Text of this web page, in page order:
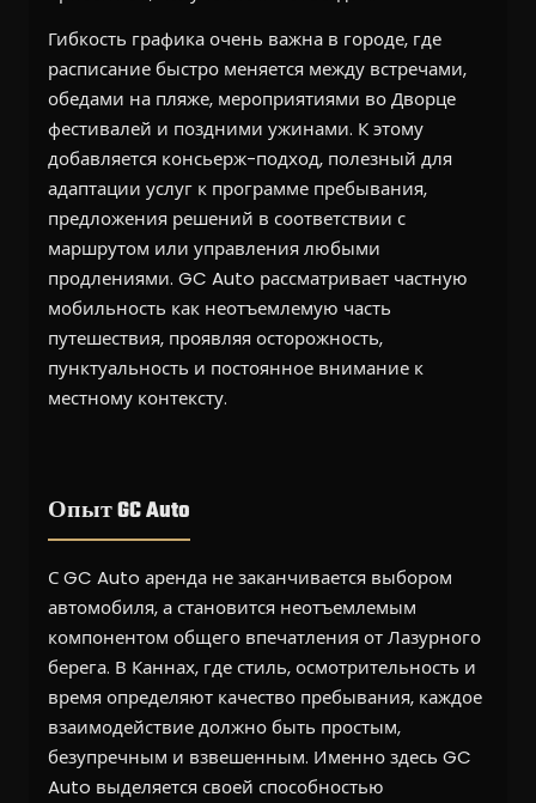
Гибкость графика очень важна в городе, где
расписание быстро меняется между встречами,
обедами на пляже, мероприятиями во Дворце
фестивалей и поздними ужинами. К этому
добавляется консьерж-подход, полезный для
адаптации услуг к программе пребывания,
предложения решений в соответствии с
маршрутом или управления любыми
продлениями. GC Auto рассматривает частную
мобильность как неотъемлемую часть
путешествия, проявляя осторожность,
пунктуальность и постоянное внимание к
местному контексту.
Опыт GC Auto
С GC Auto аренда не заканчивается выбором
автомобиля, а становится неотъемлемым
компонентом общего впечатления от Лазурного
берега. В Каннах, где стиль, осмотрительность и
время определяют качество пребывания, каждое
взаимодействие должно быть простым,
безупречным и взвешенным. Именно здесь GC
Auto выделяется своей способностью